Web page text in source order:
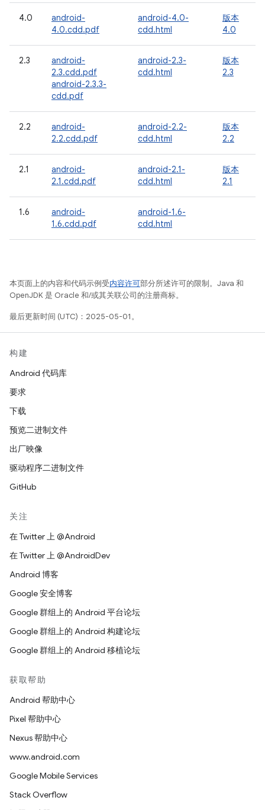
4.0
android-
4.0.cdd.pdf
android-4.0-
cdd.html
版本
4.0
2.3
android-
2.3.cdd.pdf
android-2.3.3-
cdd.pdf
android-2.3-
cdd.html
版本
2.3
2.2
android-
2.2.cdd.pdf
android-2.2-
cdd.html
版本
2.2
2.1
android-
2.1.cdd.pdf
android-2.1-
cdd.html
版本
2.1
1.6
android-
1.6.cdd.pdf
android-1.6-
cdd.html
本页面上的内容和代码示例受内容许可部分所述许可的限制。Java 和
OpenJDK 是 Oracle 和/或其关联公司的注册商标。
最后更新时间 (UTC)：2025-05-01。
构建
Android 代码库
要求
下载
预览二进制文件
出厂映像
驱动程序二进制文件
GitHub
关注
在 Twitter 上 @Android
在 Twitter 上 @AndroidDev
Android 博客
Google 安全博客
Google 群组上的 Android 平台论坛
Google 群组上的 Android 构建论坛
Google 群组上的 Android 移植论坛
获取帮助
Android 帮助中心
Pixel 帮助中心
Nexus 帮助中心
www.android.com
Google Mobile Services
Stack Overflow